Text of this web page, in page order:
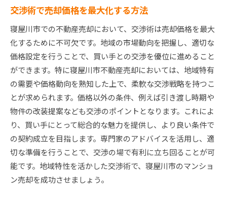
交渉術で売却価格を最大化する方法
寝屋川市での不動産売却において、交渉術は売却価格を最大
化するために不可欠です。地域の市場動向を把握し、適切な
価格設定を行うことで、買い手との交渉を優位に進めること
ができます。特に寝屋川市不動産売却においては、地域特有
の需要や価格動向を熟知した上で、柔軟な交渉戦略を持つこ
とが求められます。価格以外の条件、例えば引き渡し時期や
物件の改装提案なども交渉のポイントとなります。これによ
り、買い手にとって総合的な魅力を提供し、より良い条件で
の契約成立を目指します。専門家のアドバイスを活用し、適
切な準備を行うことで、交渉の場で有利に立ち回ることが可
能です。地域特性を活かした交渉術で、寝屋川市のマンショ
ン売却を成功させましょう。